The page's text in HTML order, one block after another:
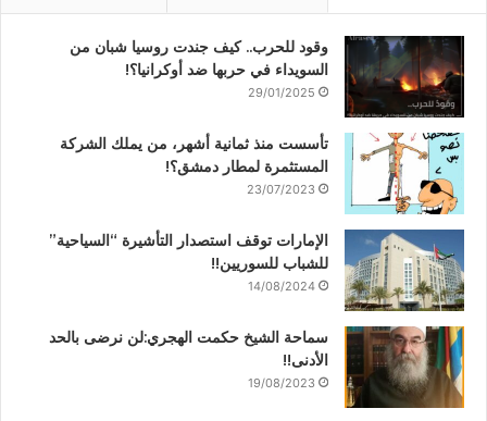
وقود للحرب.. كيف جندت روسيا شبان من
السويداء في حربها ضد أوكرانيا؟!
29/01/2025
تأسست منذ ثمانية أشهر، من يملك الشركة
المستثمرة لمطار دمشق؟!
23/07/2023
الإمارات توقف استصدار التأشيرة “السياحية”
للشباب للسوريين!!
14/08/2024
سماحة الشيخ حكمت الهجري:لن نرضى بالحد
الأدنى!!
19/08/2023